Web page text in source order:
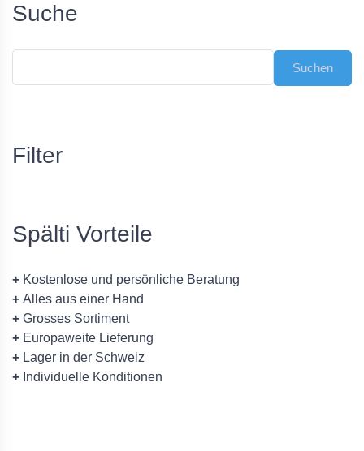
Suche
Filter
Spälti Vorteile
+ Kostenlose und persönliche Beratung
+ Alles aus einer Hand
+ Grosses Sortiment
+ Europaweite Lieferung
+ Lager in der Schweiz
+ Individuelle Konditionen